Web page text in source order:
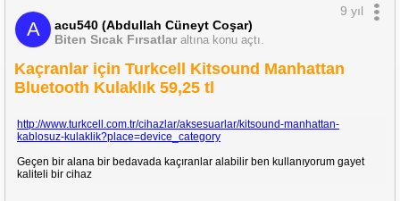
A
acu540 (Abdullah Cüneyt Coşar)
Biten Sıcak Fırsatlar altına konu açtı.
9 yıl
Kaçranlar için Turkcell Kitsound Manhattan
Bluetooth Kulaklık 59,25 tl
http://www.turkcell.com.tr/cihazlar/aksesuarlar/kitsound-manhattan-
kablosuz-kulaklik?place=device_category
Geçen bir alana bir bedavada kaçıranlar alabilir ben kullanıyorum gayet
kaliteli bir cihaz